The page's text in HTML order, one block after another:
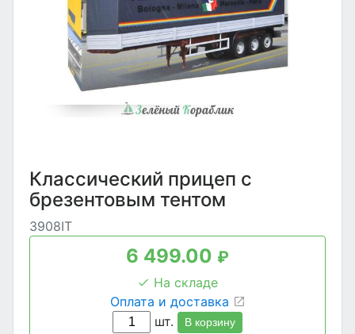
Классический прицеп с
брезентовым тентом
3908IT
6 499.00 ₽
На складе
Оплата и доставка
шт.
В корзину